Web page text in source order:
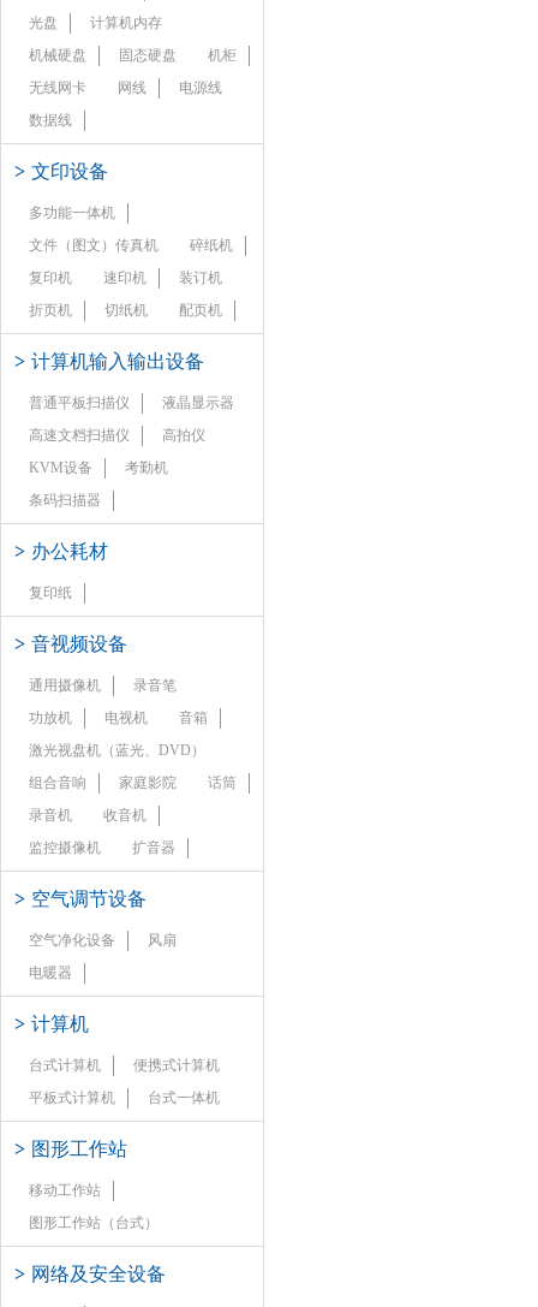
光盘
计算机内存
机械硬盘
固态硬盘
机柜
无线网卡
网线
电源线
数据线
> 文印设备
多功能一体机
文件（图文）传真机
碎纸机
复印机
速印机
装订机
折页机
切纸机 配页机
> 计算机输入输出设备
普通平板扫描仪
液晶显示器
高速文档扫描仪
高拍仪
KVM设备
考勤机
条码扫描器
> 办公耗材
复印纸
> 音视频设备
通用摄像机
录音笔
功放机
电视机
音箱
激光视盘机（蓝光、DVD）
组合音响
家庭影院
话筒
录音机
收音机
监控摄像机
扩音器
> 空气调节设备
空气净化设备
风扇
电暖器
> 计算机
台式计算机
便携式计算机
平板式计算机
台式一体机
> 图形工作站
移动工作站
图形工作站（台式）
> 网络及安全设备